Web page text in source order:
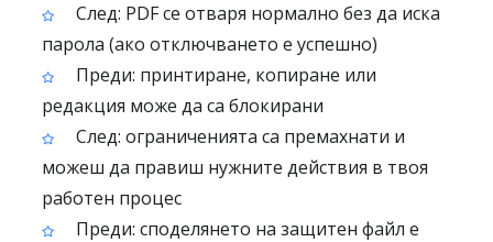
След: PDF се отваря нормално без да иска
парола (ако отключването е успешно)
Преди: принтиране, копиране или
редакция може да са блокирани
След: ограниченията са премахнати и
можеш да правиш нужните действия в твоя
работен процес
Преди: споделянето на защитен файл е